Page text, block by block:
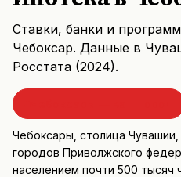
Ставки, банки и
Чебоксар. Данные в
Росстата (2024).
Чебоксары, столица
городов Приволжского
населением почти 500 тысяч